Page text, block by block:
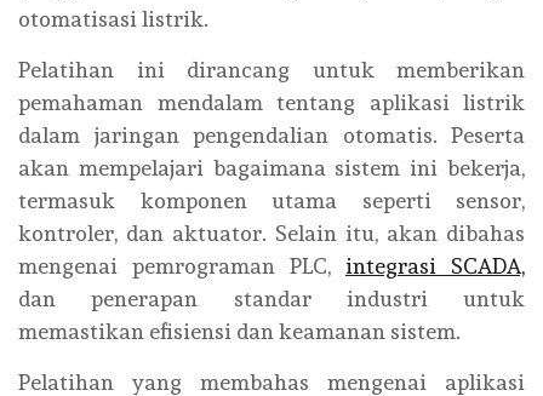
otomatisasi listrik.
Pelatihan ini dirancang untuk memberikan
pemahaman mendalam tentang aplikasi listrik
dalam jaringan pengendalian otomatis. Peserta
akan mempelajari bagaimana sistem ini bekerja,
termasuk komponen utama seperti sensor,
kontroler, dan aktuator. Selain itu, akan dibahas
mengenai pemrograman PLC, integrasi SCADA,
dan penerapan standar industri untuk
memastikan efisiensi dan keamanan sistem.
Pelatihan yang membahas mengenai aplikasi